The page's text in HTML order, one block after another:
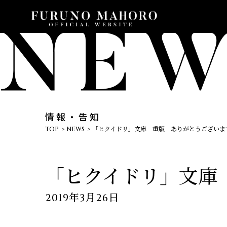
情報・告知
TOP NEWS 「ヒクイドリ」文庫 重版 ありがとうございま
「ヒクイドリ」文
2019年3月26日